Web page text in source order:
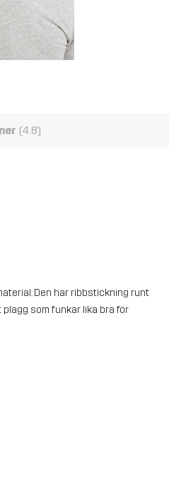
(4.8)
Den har ribbstickning runt
som funkar lika bra för